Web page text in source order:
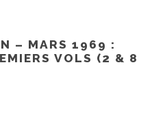
– MARS 1969 :
VOLS (2 & 8